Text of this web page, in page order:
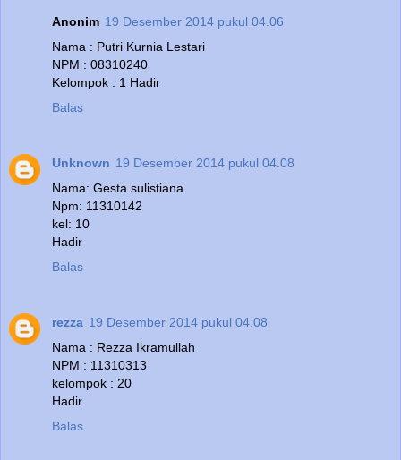
Anonim 19 Desember 2014 pukul 04.06
Nama : Putri Kurnia Lestari
NPM : 08310240
Kelompok : 1 Hadir
Balas
Unknown 19 Desember 2014 pukul 04.08
Nama: Gesta sulistiana
Npm: 11310142
kel: 10
Hadir
Balas
rezza 19 Desember 2014 pukul 04.08
Nama : Rezza Ikramullah
NPM : 11310313
kelompok : 20
Hadir
Balas